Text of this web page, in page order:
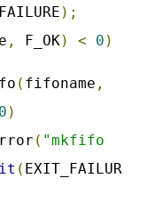
);
, F_OK) < 0 )
( fifoname ,
0 )
( "mkfifo
( EXIT_FAILUR